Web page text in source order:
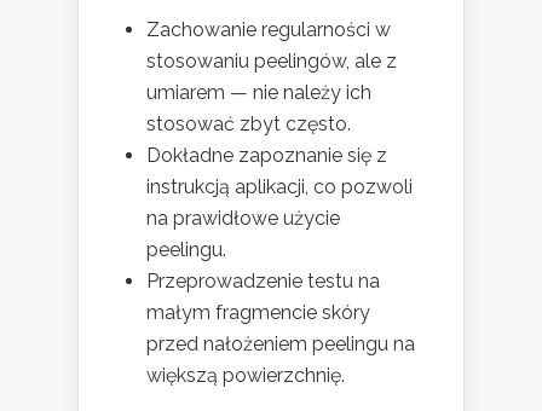
Zachowanie regularności w
stosowaniu peelingów, ale z
umiarem — nie należy ich
stosować zbyt często.
Dokładne zapoznanie się z
instrukcją aplikacji, co pozwoli
na prawidłowe użycie
peelingu.
Przeprowadzenie testu na
małym fragmencie skóry
przed nałożeniem peelingu na
większą powierzchnię.